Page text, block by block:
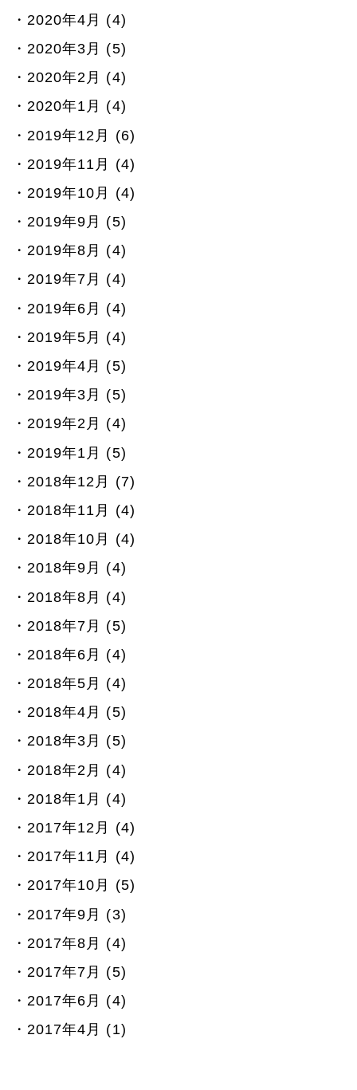
2020年4月 (4)
2020年3月 (5)
2020年2月 (4)
2020年1月 (4)
2019年12月 (6)
2019年11月 (4)
2019年10月 (4)
2019年9月 (5)
2019年8月 (4)
2019年7月 (4)
2019年6月 (4)
2019年5月 (4)
2019年4月 (5)
2019年3月 (5)
2019年2月 (4)
2019年1月 (5)
2018年12月 (7)
2018年11月 (4)
2018年10月 (4)
2018年9月 (4)
2018年8月 (4)
2018年7月 (5)
2018年6月 (4)
2018年5月 (4)
2018年4月 (5)
2018年3月 (5)
2018年2月 (4)
2018年1月 (4)
2017年12月 (4)
2017年11月 (4)
2017年10月 (5)
2017年9月 (3)
2017年8月 (4)
2017年7月 (5)
2017年6月 (4)
2017年4月 (1)